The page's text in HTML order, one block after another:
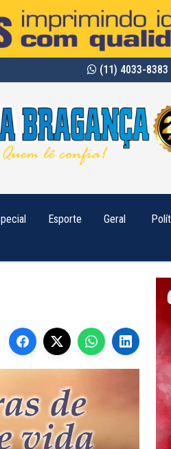
(11) 4033-
Esporte Geral